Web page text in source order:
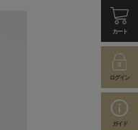
カート
ログイン
ガイド